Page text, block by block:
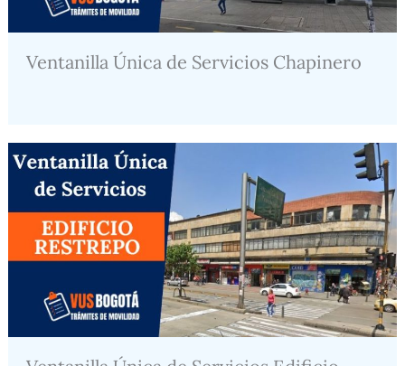
Ventanilla Única de Servicios Chapinero